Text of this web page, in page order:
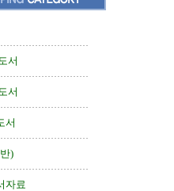
서
서
서
)
자료